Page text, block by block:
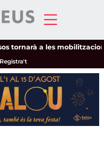
a les mobilitzacions
Registra't